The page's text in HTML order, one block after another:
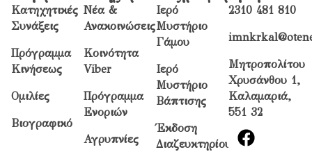
Κατηχητικές
Συνάξεις
Πρόγραμμα
Κινήσεως
Ομιλίες
Βιογραφικό
Νέα &
Ανακοινώσεις
Κοινότητα
Viber
Πρόγραμμα
Ενοριών
Αγρυπνίες
Ιερό
Μυστήριο
Γάμου
Ιερό
Μυστήριο
Βάπτισης
Έκδοση
Διαζευκτηρίου
2310 481 810
Μητροπολίτου
Χρυσάνθου 1,
Καλαμαριά,
551 32